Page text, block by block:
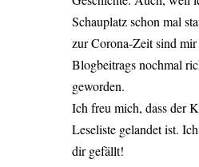
Schauplatz schon mal
zur Corona-Zeit sind
Blogbeitrags nochmal
geworden.
Ich freu mich, dass der
Leseliste gelandet ist.
dir gefällt!